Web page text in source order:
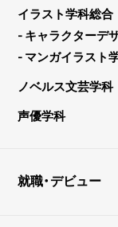
イラスト学科総合
- キャラクターデ
- マンガイラスト
ノベルス文芸学科
声優学科
就職・デビュー